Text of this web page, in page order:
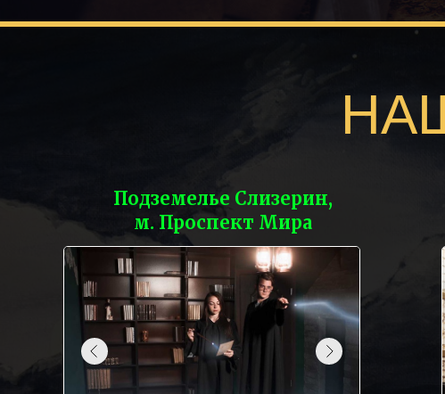
Подземелье Слизерин,
м. Проспект Мира